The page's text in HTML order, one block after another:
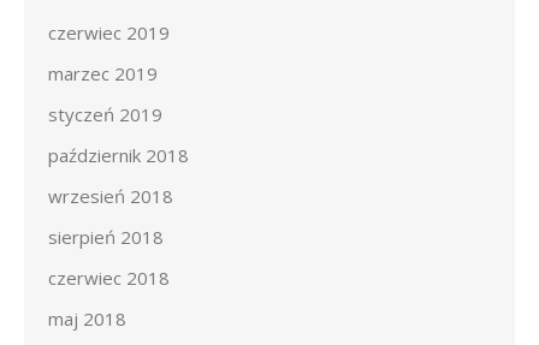
czerwiec 2019
marzec 2019
styczeń 2019
październik 2018
wrzesień 2018
sierpień 2018
czerwiec 2018
maj 2018